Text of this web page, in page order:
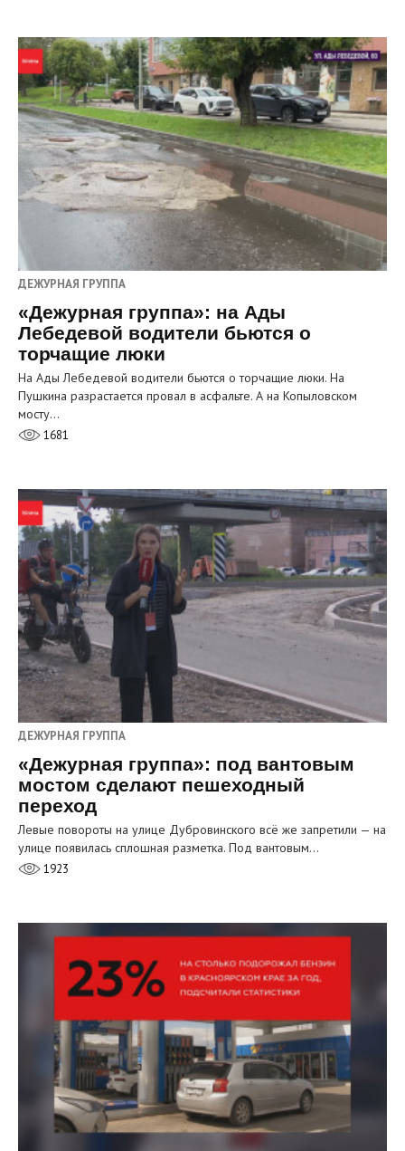
ДЕЖУРНАЯ ГРУППА
«Дежурная группа»: на Ады
Лебедевой водители бьются о
торчащие люки
На Ады Лебедевой водители бьются о торчащие люки. На
Пушкина разрастается провал в асфальте. А на Копыловском
мосту…
1681
ДЕЖУРНАЯ ГРУППА
«Дежурная группа»: под вантовым
мостом сделают пешеходный
переход
Левые повороты на улице Дубровинского всё же запретили — на
улице появилась сплошная разметка. Под вантовым…
1923